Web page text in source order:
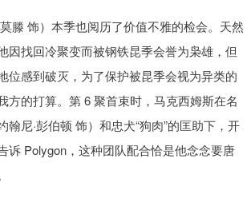
滕 饰）本季也阅历了价值不雅的检会。天然
因找回冷聚变而被钢铁昆季会誉为枭雄，但
位感到破灭，为了保护被昆季会视为异类的
方的打算。第 6 聚首束时，马克西姆斯在名
翰尼·彭伯顿 饰）和忠犬“狗肉”的匡助下，开
诉 Polygon，这种团队配合恰是他念念要唐